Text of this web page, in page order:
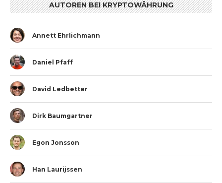
AUTOREN BEI KRYPTOWÄHRUNG
Annett Ehrlichmann
Daniel Pfaff
David Ledbetter
Dirk Baumgartner
Egon Jonsson
Han Laurijssen